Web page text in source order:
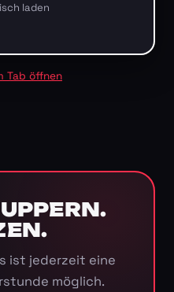
laden
Tab öffnen
ist jederzeit eine
möglich.